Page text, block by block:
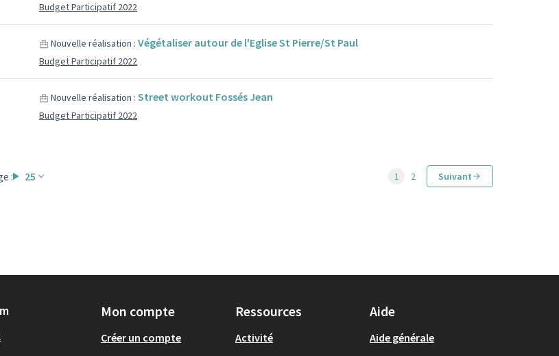
Budget Participatif 2022
Nouvelle réalisation : Végétaliser autour de l'Eglise St Pierre/St Paul
Budget Participatif 2022
Nouvelle réalisation : Street workout Fossés Jean
Budget Participatif 2022
: 25 1 2 Suivant
Mon compte
Créer un compte
Ressources
Activité
Aide
Aide générale